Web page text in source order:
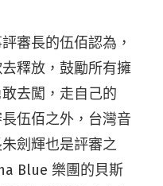
審長的伍佰認為，
釋放，鼓勵所有擁
去闖，走自己的
伍佰之外，台灣音
劍輝也是評審之
Blue 樂團的貝斯